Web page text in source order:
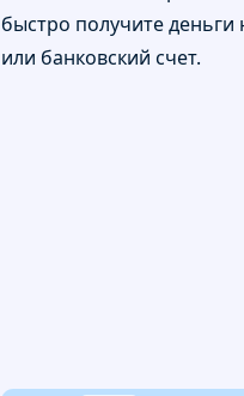
быстро получите деньги
или банковский счет.